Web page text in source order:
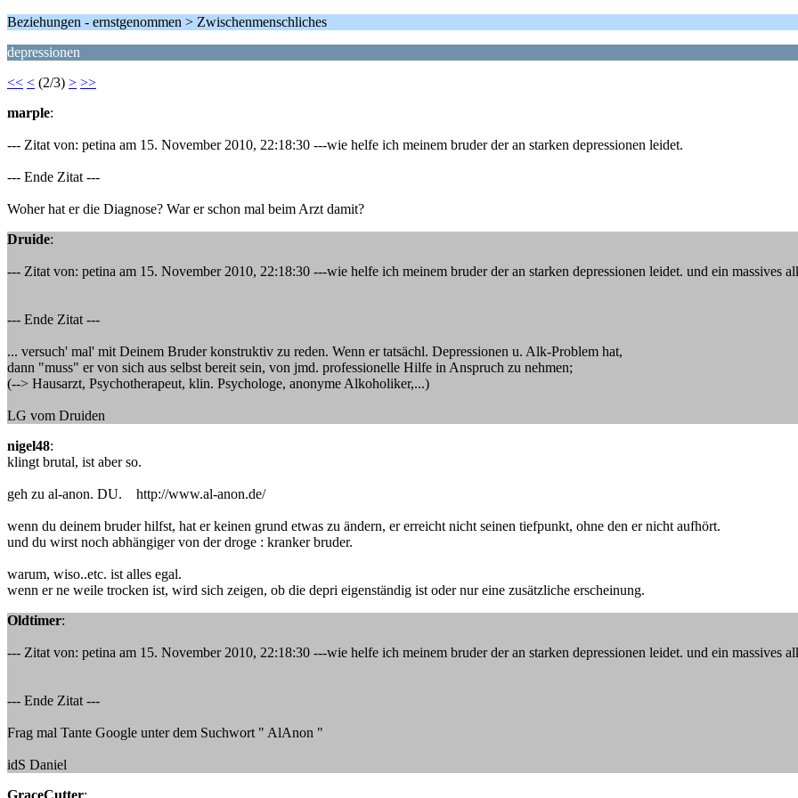
Beziehungen - ernstgenommen > Zwischenmenschliches
depressionen
<< < (2/3) > >>
marple:
--- Zitat von: petina am 15. November 2010, 22:18:30 ---wie helfe ich meinem bruder der an starken depressionen leidet.
--- Ende Zitat ---
Woher hat er die Diagnose? War er schon mal beim Arzt damit?
Druide:
--- Zitat von: petina am 15. November 2010, 22:18:30 ---wie helfe ich meinem bruder der an starken depressionen leidet. und ein massives
--- Ende Zitat ---
... versuch' mal' mit Deinem Bruder konstruktiv zu reden. Wenn er tatsächl. Depressionen u. Alk-Problem hat,
dann "muss" er von sich aus selbst bereit sein, von jmd. professionelle Hilfe in Anspruch zu nehmen;
(--> Hausarzt, Psychotherapeut, klin. Psychologe, anonyme Alkoholiker,...)
LG vom Druiden
nigel48:
klingt brutal, ist aber so.
geh zu al-anon. DU. http://www.al-anon.de/
wenn du deinem bruder hilfst, hat er keinen grund etwas zu ändern, er erreicht nicht seinen tiefpunkt, ohne den er nicht aufhört.
und du wirst noch abhängiger von der droge : kranker bruder.
warum, wiso..etc. ist alles egal.
wenn er ne weile trocken ist, wird sich zeigen, ob die depri eigenständig ist oder nur eine zusätzliche erscheinung.
Oldtimer:
--- Zitat von: petina am 15. November 2010, 22:18:30 ---wie helfe ich meinem bruder der an starken depressionen leidet. und ein massives
--- Ende Zitat ---
Frag mal Tante Google unter dem Suchwort " AlAnon "
idS Daniel
GraceCutter: